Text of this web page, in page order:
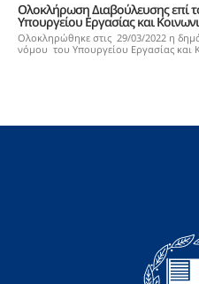
Ολοκλήρωση Διαβούλευσης επί
Υπουργείου Εργασίας και
Ολοκληρώθηκε στις 29/03/2022 η
νόμου του Υπουργείου Εργασίας και